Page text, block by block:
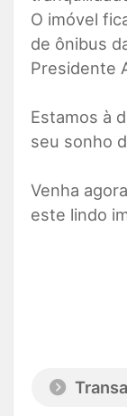
O imóvel
de ônibus
Presidente
Estamos à
seu sonho
Venha
este lindo